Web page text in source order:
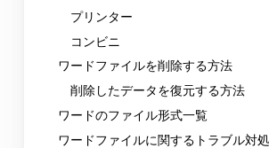
プリンター
コンビニ
ワードファイルを削除する方法
削除したデータを復元する方法
ワードのファイル形式一覧
ワードファイルに関するトラブル対